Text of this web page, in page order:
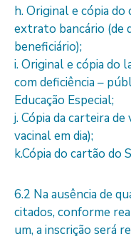
h. Original e cópia
extrato bancário (de
beneficiário);
i. Original e cópia do
com deficiência –
Educação Especial;
j. Cópia da carteira
vacinal em dia);
k.Cópia do cartão do
6.2 Na ausência de
citados, conforme
um, a inscrição será